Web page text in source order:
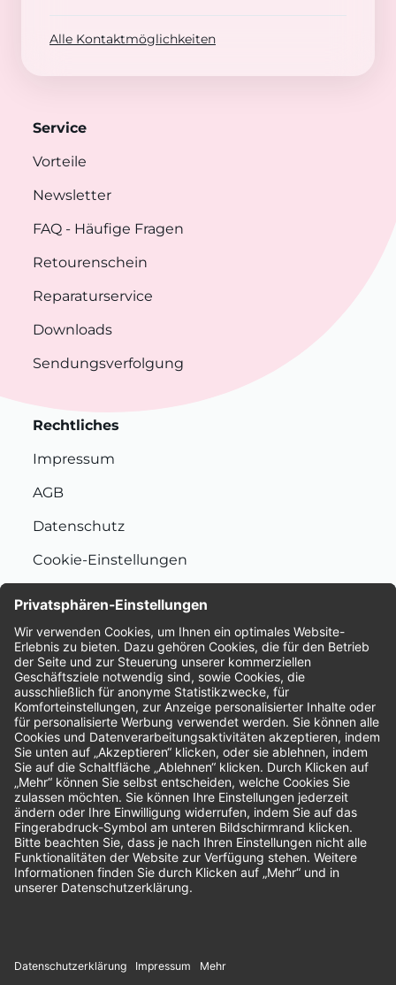
Alle Kontaktmöglichkeiten
Service
Vorteile
Newsletter
FAQ - Häufige Fragen
Retourenschein
Reparaturservice
Downloads
Sendungsverfolgung
Rechtliches
Impressum
AGB
Datenschutz
Cookie-Einstellungen
Bewertungen
Unsere Zahlungsarten: